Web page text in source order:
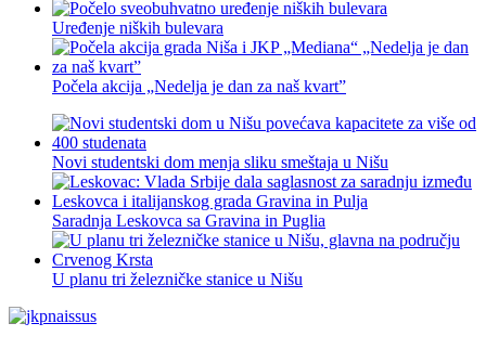
Uređenje niških bulevara
Počela akcija „Nedelja je dan za naš kvart”
Novi studentski dom menja sliku smeštaja u Nišu
Saradnja Leskovca sa Gravina in Puglia
U planu tri železničke stanice u Nišu